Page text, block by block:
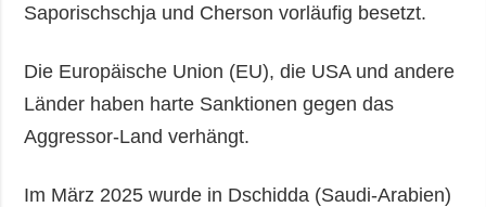
Saporischschja und Cherson vorläufig besetzt.
Die Europäische Union (EU), die USA und andere
Länder haben harte Sanktionen gegen das
Aggressor-Land verhängt.
Im März 2025 wurde in Dschidda (Saudi-Arabien)